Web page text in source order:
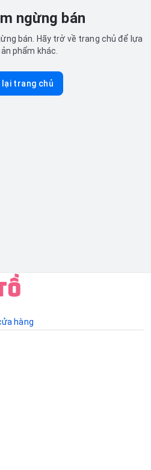
ngừng bán
bán. Hãy trở về trang chủ để lựa
phẩm khác.
lại trang chủ
hàng